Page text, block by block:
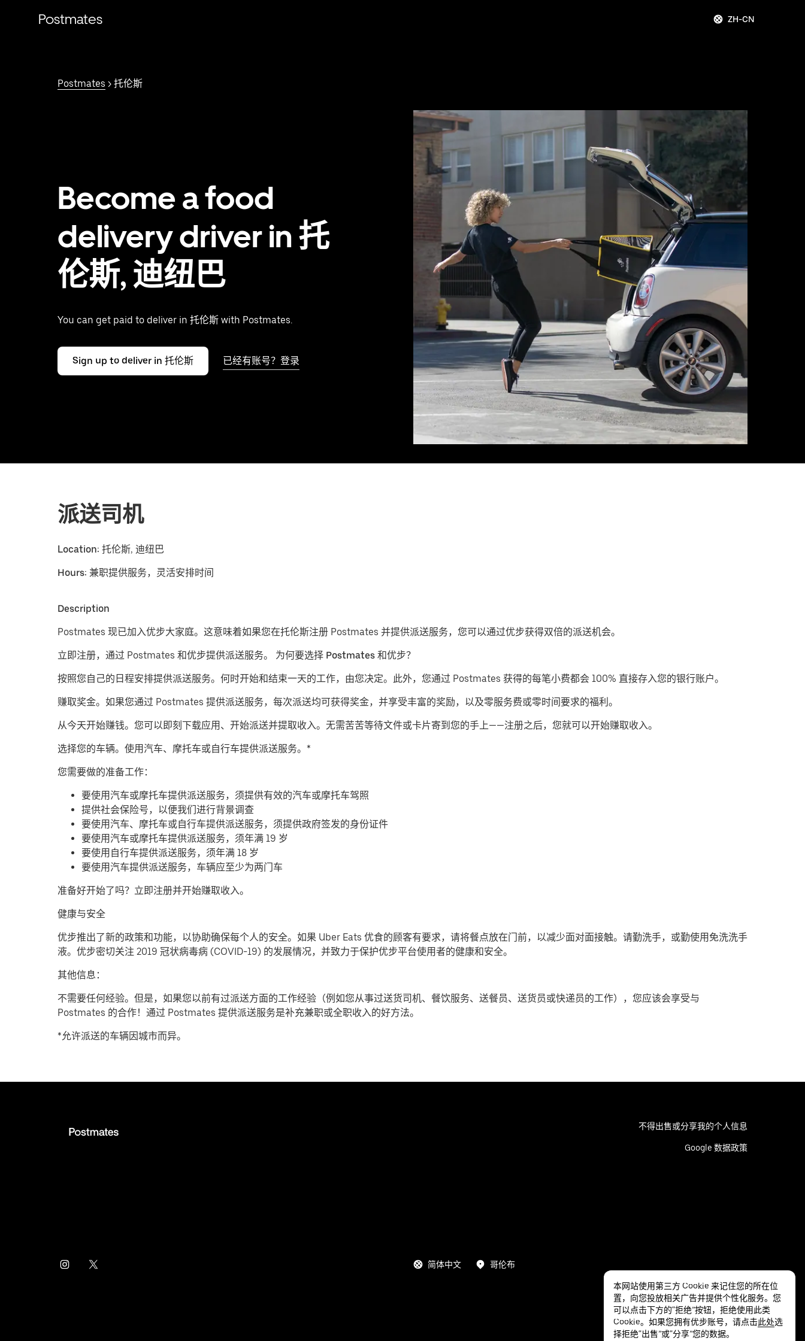
Postmates ZH-CN
Postmates > 托伦斯
Become a food
delivery driver in 托
伦斯, 迪纽巴
You can get paid to deliver in 托伦斯 with Postmates.
Sign up to deliver in 托伦斯 已经有账号？登录
派送司机
Location: 托伦斯, 迪纽巴
Hours: 兼职提供服务，灵活安排时间
Description
Postmates 现已加入优步大家庭。这意味着如果您在托伦斯注册 Postmates 并提供派送服务，您可以通过优步获得双倍的派送机会。
立即注册，通过 Postmates 和优步提供派送服务。 为何要选择 Postmates 和优步？
按照您自己的日程安排提供派送服务。 何时开始和结束一天的工作，由您决定。此外，您通过 Postmates 获得的每笔小费都会 100% 直接存入您的银行账户。
赚取奖金。 如果您通过 Postmates 提供派送服务，每次派送均可获得奖金，并享受丰富的奖励，以及零服务费或零时间要求的福利。
从今天开始赚钱。 您可以即刻下载应用、开始派送并提取收入。无需苦苦等待文件或卡片寄到您的手上——注册之后，您就可以开始赚取收入。
​选择您的车辆。使用汽车、摩托车或自行车提供派送服务。*
您需要做的准备工作：
要使用汽车或摩托车提供派送服务，须提供有效的汽车或摩托车驾照
提供社会保险号，以便我们进行背景调查
要使用汽车、摩托车或自行车提供派送服务，须提供政府签发的身份证件
要使用汽车或摩托车提供派送服务，须年满 19 岁
要使用自行车提供派送服务，须年满 18 岁
要使用汽车提供派送服务，车辆应至少为两门车
准备好开始了吗？立即注册并开始赚取收入。
健康与安全
优步推出了新的政策和功能，以协助确保每个人的安全。如果 Uber Eats 优食的顾客有要求，请将餐点放在门前，以减少面对面接触。请勤洗手，或勤使用免洗洗手
液。优步密切关注 2019 冠状病毒病 (COVID-19) 的发展情况，并致力于保护优步平台使用者的健康和安全。
其他信息：
不需要任何经验。但是，如果您以前有过派送方面的工作经验（例如您从事过送货司机、餐饮服务、送餐员、送货员或快递员的工作），您应该会享受与
Postmates 的合作！通过 Postmates 提供派送服务是补充兼职或全职收入的好方法。
*允许派送的车辆因城市而异。
不得出售或分享我的个人信息
Google 数据政策
简体中文 哥伦布
隐私 无障碍服务
本网站使用第三方 Cookie 来记住您的所在位
置，向您投放相关广告并提供个性化服务。您
可以点击下方的“拒绝”按钮，拒绝使用此类
Cookie。如果您拥有优步账号，请点击此处选
择拒绝“出售”或“分享”您的数据。